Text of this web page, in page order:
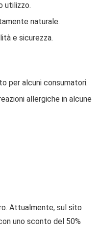
utilizzo.
naturale.
e sicurezza.
per alcuni consumatori.
allergiche in alcune
Attualmente, sul sito
uno sconto del 50%